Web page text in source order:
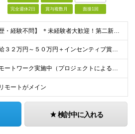
完全週休2日 賞与複数月 面接1回
【学歴・経験不問】 ＊未経験者大歓迎！第二新卒歓迎/充実研修/WEB面接可能＊ 「 営業ってなんとなく難しそう・・・ 」 「 AIとかSNSなんて分からない・・・ 」 という未経験の方でも安心して
★月給３２万円～５０万円＋インセンティブ賞与＋決算賞与★ （30時間の固定残業代、一律月54,750円を含む。超過分は支給） ※経験・スキルを考慮の上、決定 ※昇給：随時あり 【インセンティブについ
★リモートワーク実施中（プロジェクトによる） ※一部フルリモートあり 【本社】 東京都千代田区五番町4-8 日立五番町ビル 5F 【その他勤務先】 ・北海道札幌市中央区大通東 ・宮城県仙台市青葉区
モートがメイン
検討中に入れる